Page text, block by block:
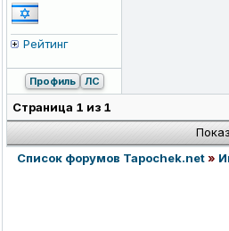
Рейтинг
Профиль ЛС
Страница 1 из 1
Список форумов Tapochek.net»